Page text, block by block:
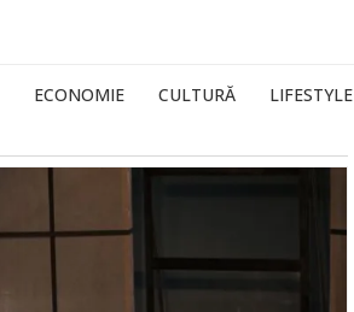
ECONOMIE CULTURĂ LIFESTYLE